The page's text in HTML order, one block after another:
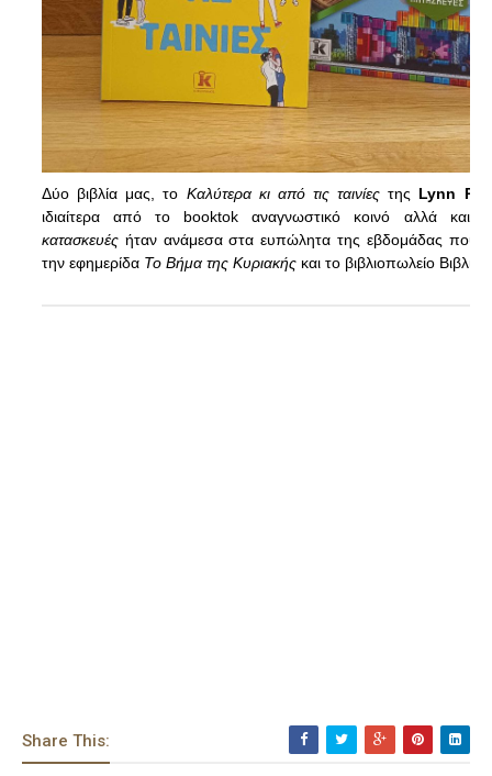
Δύο βιβλία μας, το Καλύτερα κι από τις ταινίες της Lynn
ιδιαίτερα από το booktok αναγνωστικό κοινό αλλά και
κατασκευές ήταν ανάμεσα στα ευπώλητα της εβδομάδας που
την εφημερίδα Το Βήμα της Κυριακής και το βιβλιοπωλείο
Share This: